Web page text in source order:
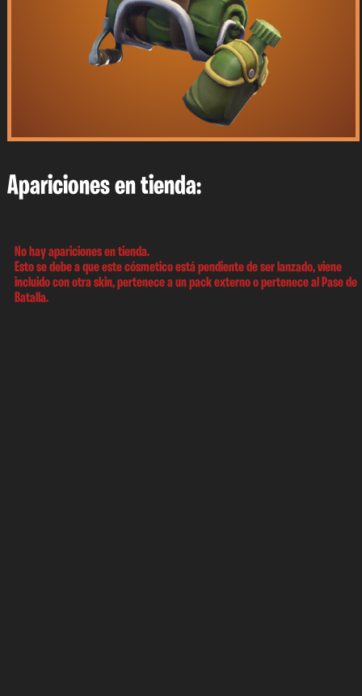
Apariciones en tienda:
No hay apariciones en tienda.
Esto se debe a que este cósmetico está pendiente de ser lanzado, viene
incluido con otra skin, pertenece a un pack externo o pertenece al Pase de
Batalla.